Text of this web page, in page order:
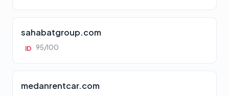
sahabatgroup.com
ID 95/100
medanrentcar.com